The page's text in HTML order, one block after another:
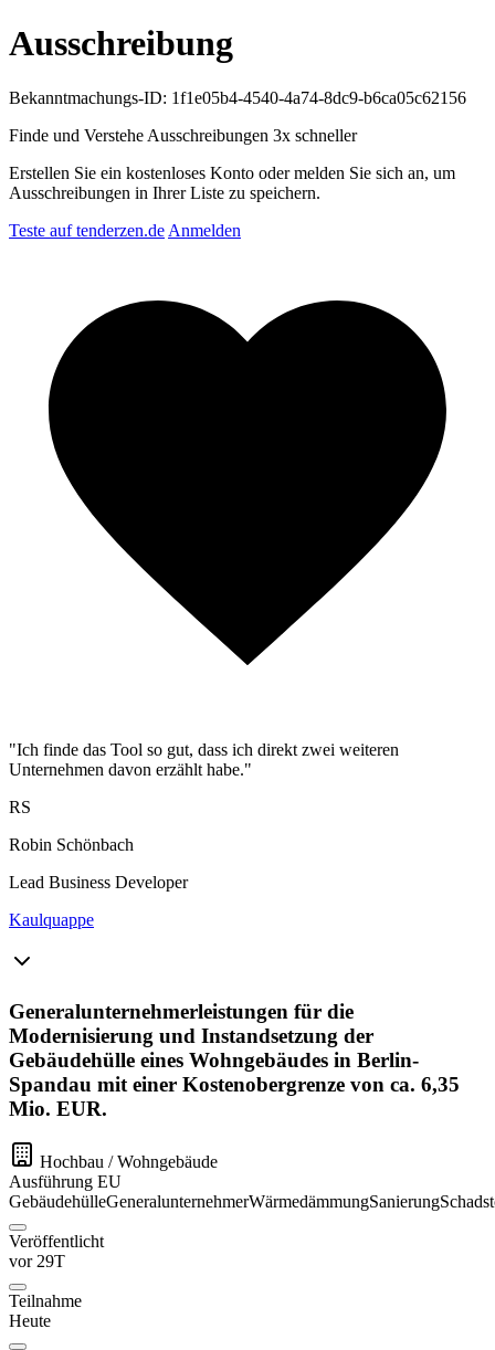
Ausschreibung
Bekanntmachungs-ID: 1f1e05b4-4540-4a74-8dc9-b6ca05c62156
Finde und Verstehe Ausschreibungen 3x schneller
Erstellen Sie ein kostenloses Konto oder melden Sie sich an, um
Ausschreibungen in Ihrer Liste zu speichern.
Teste auf tenderzen.de Anmelden
"Ich finde das Tool so gut, dass ich direkt zwei weiteren
Unternehmen davon erzählt habe."
RS
Robin Schönbach
Lead Business Developer
Kaulquappe
Generalunternehmerleistungen für die
Modernisierung und Instandsetzung der
Gebäudehülle eines Wohngebäudes in Berlin-
Spandau mit einer Kostenobergrenze von ca. 6,35
Mio. EUR.
Hochbau / Wohngebäude
Ausführung EU
GebäudehülleGeneralunternehmerWärmedämmungSanierung
Veröffentlicht
vor 29T
Teilnahme
Heute